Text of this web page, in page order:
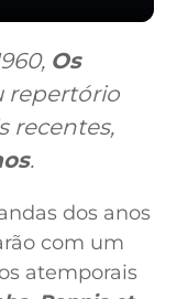
Os
repertório
recentes,
.
dos anos
com um
atemporais